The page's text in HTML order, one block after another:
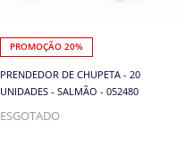
PROMOÇÃO 20%
PRENDEDOR DE CHUPETA - 20
UNIDADES - SALMÃO - 052480
ESGOTADO